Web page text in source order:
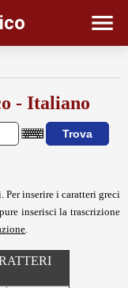
- Italiano
Per inserire i caratteri greci
inserisci la trascrizione